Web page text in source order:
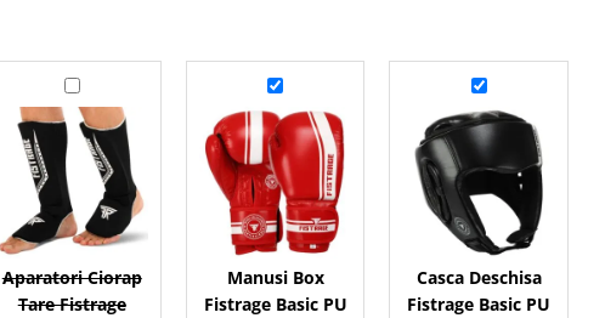
Aparatori Ciorap
Tare Fistrage
Manusi Box
Fistrage Basic PU
Casca Deschisa
Fistrage Basic PU